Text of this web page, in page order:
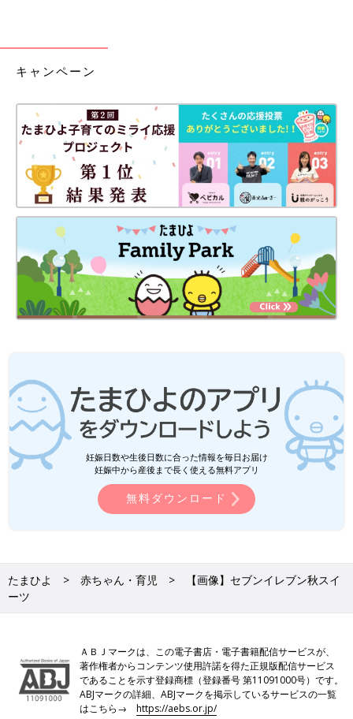
キャンペーン
妊娠日数や生後日数に合った情報を毎日お届け
妊娠中から産後まで長く使える無料アプリ
無料ダウンロード
たまひよ 赤ちゃん・育児
【画像】セブンイレブン秋スイ
ーツ
ＡＢＪマークは、この電子書店・電子書籍配信サービスが、
著作権者からコンテンツ使用許諾を得た正規版配信サービス
であることを示す登録商標（登録番号 第11091000号）です。
ABJマークの詳細、ABJマークを掲示しているサービスの一覧
はこちら→https://aebs.or.jp/